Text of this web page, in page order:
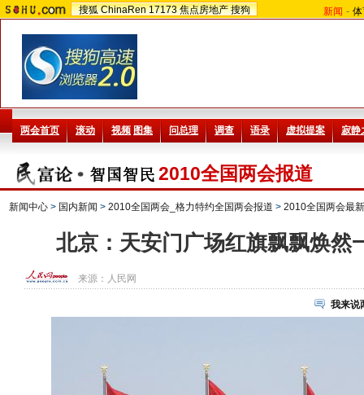
搜狐 ChinaRen 17173 焦点房地产 搜狗 新闻 -
2010全国两会报道
新闻中心 > 国内新闻 > 2010全国两会_格力特约全国两会报道 > 2010全国两会最
北京：天安门广场红旗飘飘焕然
来源： 人民网
我来说